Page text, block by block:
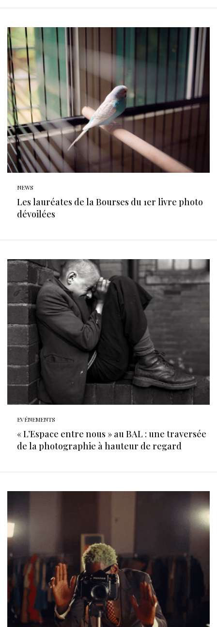
NEWS
Les lauréates de la Bourses du 1er livre photo
dévoilées
EVÉNEMENTS
« L’Espace entre nous » au BAL : une traversée
de la photographie à hauteur de regard